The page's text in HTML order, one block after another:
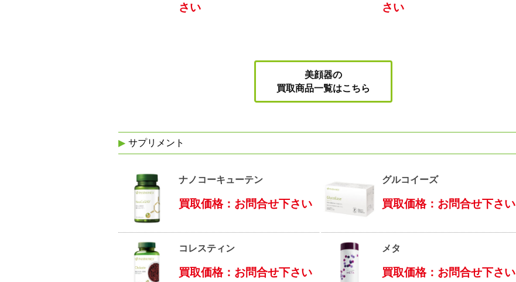
さい
さい
美顔器の
買取商品一覧はこちら
サプリメント
ナノコーキューテン
買取価格：お問合せ下さい
グルコイーズ
買取価格：お問合せ下さい
コレスティン
買取価格：お問合せ下さい
メタ
買取価格：お問合せ下さい